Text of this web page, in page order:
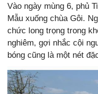
Vào ngày mùng 6, phủ
Mẫu xuống chùa Gôi.
chức long trọng trong
nghiêm, gợi nhắc cội
bóng cũng là một nét